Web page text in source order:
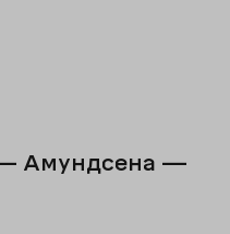
Амундсена —